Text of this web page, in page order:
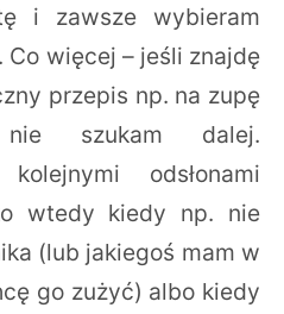
i zawsze wybieram
więcej – jeśli znajdę
przepis np. na zupę
szukam dalej.
odsłonami
wtedy kiedy np. nie
(lub jakiegoś mam w
go zużyć) albo kiedy